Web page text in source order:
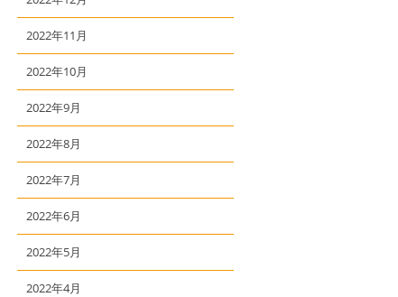
2022年11月
2022年10月
2022年9月
2022年8月
2022年7月
2022年6月
2022年5月
2022年4月